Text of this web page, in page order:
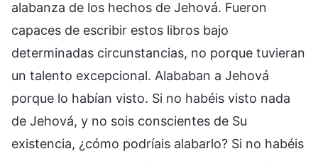
alabanza de los hechos de Jehová. Fueron
capaces de escribir estos libros bajo
determinadas circunstancias, no porque tuvieran
un talento excepcional. Alababan a Jehová
porque lo habían visto. Si no habéis visto nada
de Jehová, y no sois conscientes de Su
existencia, ¿cómo podríais alabarlo? Si no habéis